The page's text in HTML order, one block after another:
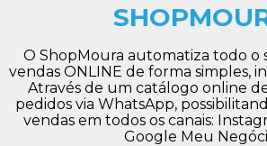
O ShopMoura automatiza todo o
vendas ONLINE de forma simples,
Através de um catálogo online
pedidos via WhatsApp,
vendas em todos os canais:
Google Meu